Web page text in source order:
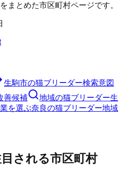
まとめた市区町村ページです。
生駒市の猫ブリーダー検索意図
善候補 地域の猫ブリーダー生
を選ぶ奈良の猫ブリーダー地域
される市区町村